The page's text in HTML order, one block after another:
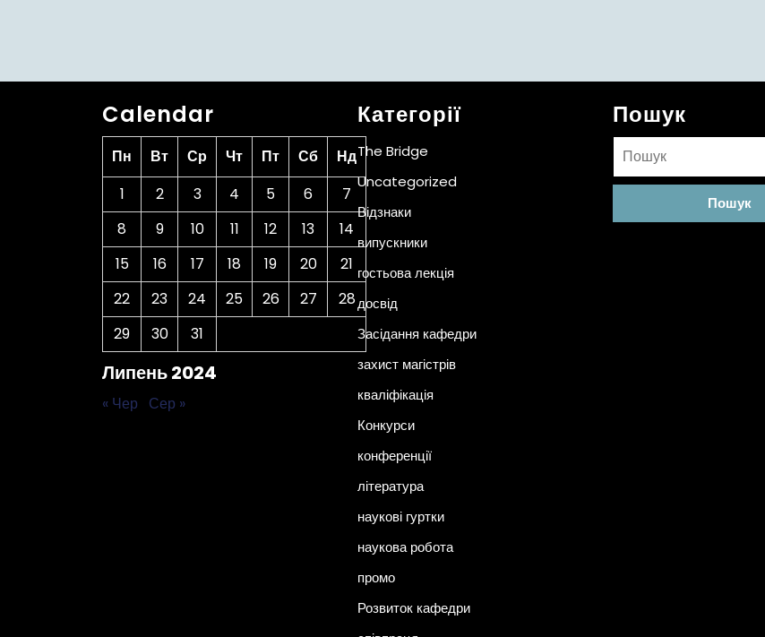
Calendar
Липень 2024
Пн Вт Ср Чт Пт Сб
Нд
1
2 3 4 5 6
7
8
9 10 11 12 13
14
15
16 17 18 19 20
21
22
23 24 25 26 27
28
29
30 31
« Чер Сер »
Категорії
The Bridge
Uncategorized
Відзнаки
випускники
гостьова лекція
досвід
Засідання кафедри
захист магістрів
кваліфікація
Конкурси
конференції
література
наукові гуртки
наукова робота
промо
Розвиток кафедри
Пошук
Пошук: